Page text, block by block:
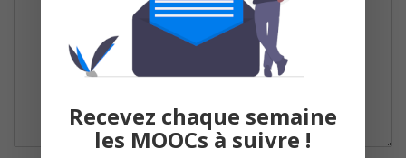
Recevez chaque semaine
les MOOCs à suivre !